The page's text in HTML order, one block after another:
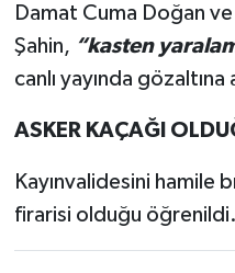
Damat Cuma Doğan
Şahin, “kasten
canlı yayında gözaltına
ASKER KAÇAĞI
Kayınvalidesini hamile
firarisi olduğu öğrenildi.